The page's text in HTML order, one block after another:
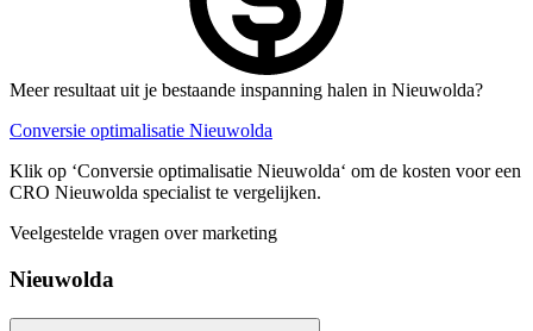
Meer resultaat uit je bestaande inspanning halen in Nieuwolda?
Conversie optimalisatie Nieuwolda
Klik op ‘Conversie optimalisatie Nieuwolda‘ om de kosten voor een
CRO Nieuwolda specialist te vergelijken.
Veelgestelde vragen over marketing
Nieuwolda